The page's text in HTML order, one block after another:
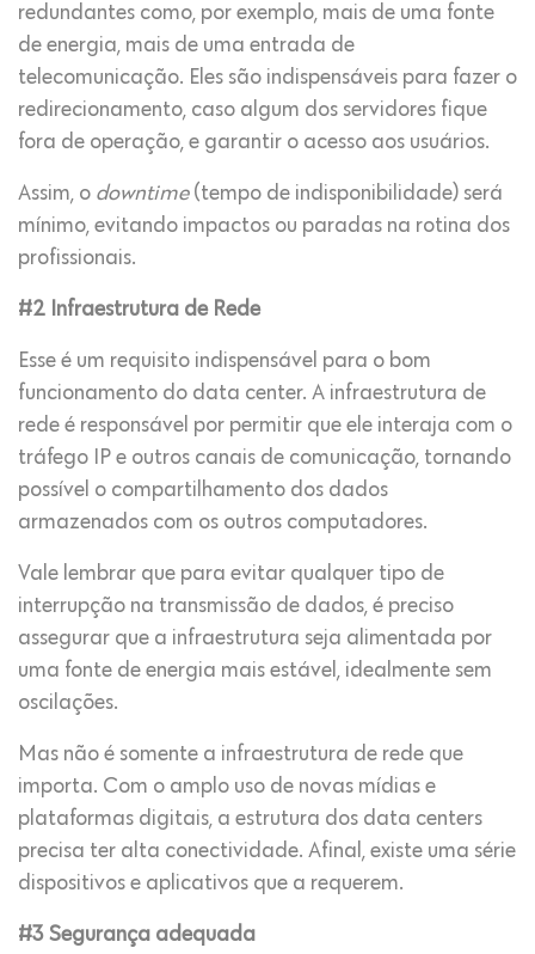
redundantes como, por exemplo, mais de uma fonte
de energia, mais de uma entrada de
telecomunicação. Eles são indispensáveis para fazer o
redirecionamento, caso algum dos servidores fique
fora de operação, e garantir o acesso aos usuários.
Assim, o downtime (tempo de indisponibilidade) será
mínimo, evitando impactos ou paradas na rotina dos
profissionais.
#2 Infraestrutura de Rede
Esse é um requisito indispensável para o bom
funcionamento do data center. A infraestrutura de
rede é responsável por permitir que ele interaja com o
tráfego IP e outros canais de comunicação, tornando
possível o compartilhamento dos dados
armazenados com os outros computadores.
Vale lembrar que para evitar qualquer tipo de
interrupção na transmissão de dados, é preciso
assegurar que a infraestrutura seja alimentada por
uma fonte de energia mais estável, idealmente sem
oscilações.
Mas não é somente a infraestrutura de rede que
importa. Com o amplo uso de novas mídias e
plataformas digitais, a estrutura dos data centers
precisa ter alta conectividade. Afinal, existe uma série
dispositivos e aplicativos que a requerem.
#3 Segurança adequada